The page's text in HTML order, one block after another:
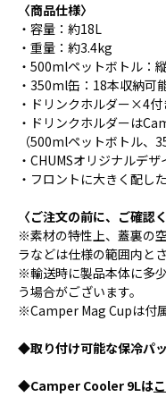
〈商品仕様〉
・容量：約18L
・重量：約3.4kg
・500mlペットボトル：
・350ml缶：18本収納可
・ドリンクホルダー×4付
・ドリンクホルダーは
（500mlペットボトル、
・CHUMSオリジナルデ
・フロントに大きく配し
〈ご注文の前に、ご確認
※素材の特性上、蓋裏の
ラなどは仕様の範囲内と
※輸送時に製品本体に多
う場合がございます。
※Camper Mag Cupは付
◆取り付け可能な保冷パ
◆Camper Cooler 9Lは